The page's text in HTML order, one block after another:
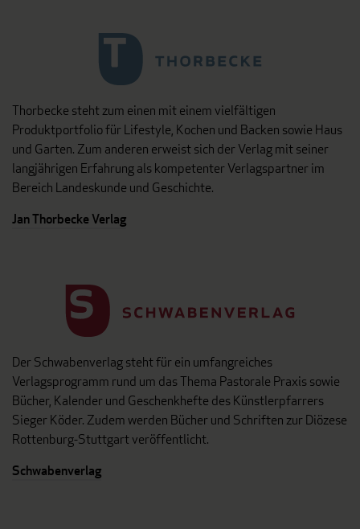
Thorbecke steht zum einen mit einem vielfältigen
Produktportfolio für Lifestyle, Kochen und Backen sowie Haus
und Garten. Zum anderen erweist sich der Verlag mit seiner
langjährigen Erfahrung als kompetenter Verlagspartner im
Bereich Landeskunde und Geschichte.
Jan Thorbecke Verlag
Der Schwabenverlag steht für ein umfangreiches
Verlagsprogramm rund um das Thema Pastorale Praxis sowie
Bücher, Kalender und Geschenkhefte des Künstlerpfarrers
Sieger Köder. Zudem werden Bücher und Schriften zur Diözese
Rottenburg-Stuttgart veröffentlicht.
Schwabenverlag